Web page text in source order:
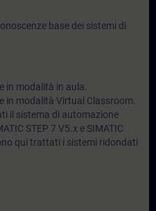
base dei sistemi di
in modalità in aula.
in modalità Virtual Classroom.
il sistema di automazione
STEP 7 V5.x e SIMATIC
qui trattati i sistemi ridondati